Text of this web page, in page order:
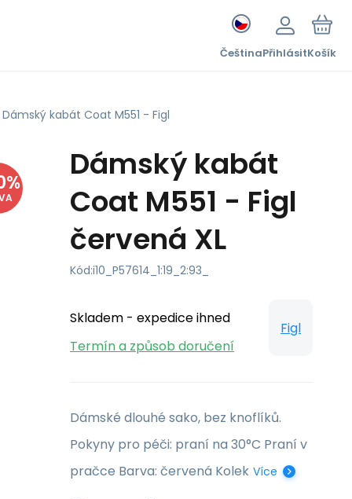
ČeštinaPřihlásitKošík
Dámský kabát Coat M551 - Figl
%
Dámský kabát
Coat M551 - Figl
červená XL
Kód:i10_P57614_1:19_2:93_
Skladem - expedice ihned
Termín a způsob doručení
Figl
Dámské dlouhé sako, bez knoflíků.
Pokyny pro péči: praní na 30°C Praní v
pračce Barva: červená Kolek Více